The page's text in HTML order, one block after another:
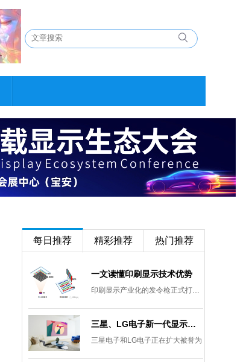
每日推荐 精彩推荐 热门推荐
一文读懂印刷显示技术优势
印刷显示产业化的发令枪正式打响。
三星、LG电子新一代显示发展目标：集中扩大Micro LED 应用产品线
三星电子和LG电子正在扩大被誉为